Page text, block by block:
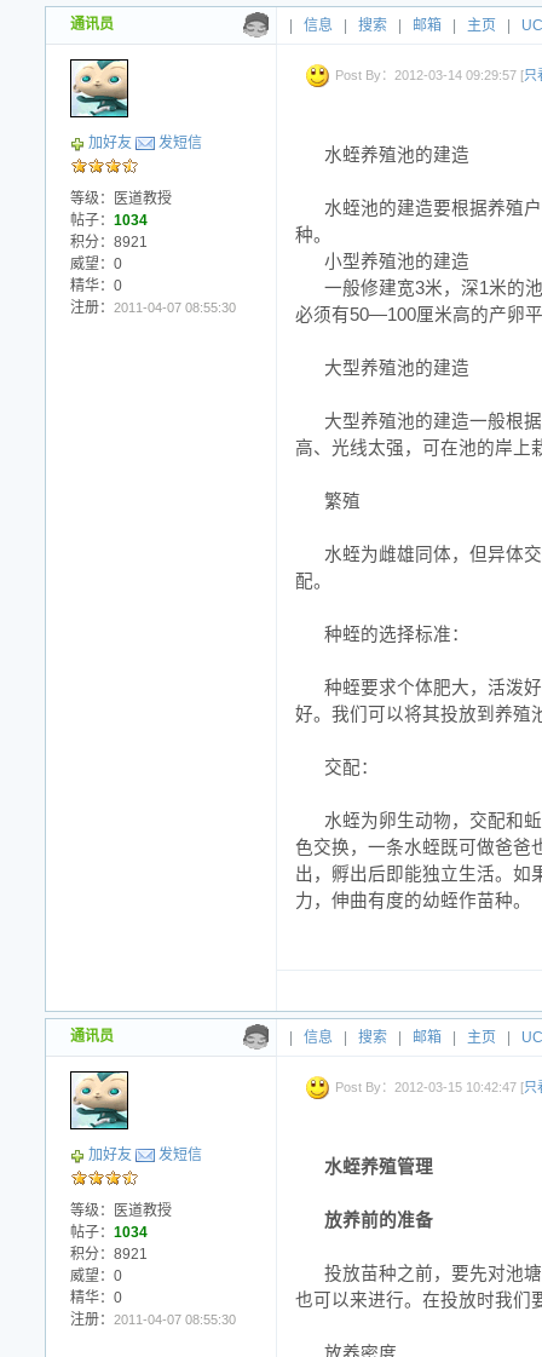
通讯员 信息 搜索 邮箱 主页 UC
加好友 发短信
等级：医道教授
帖子： 1034
积分：8921
威望：0
精华：0
注册： 2011-04-07 08:55:30
Post By：2012-03-14 09:29:57 [只
水蛭养殖池的建造
水蛭池的建造要根据养殖
种。
小型养殖池的建造
一般修建宽3米，深1米的
必须有50—100厘米高的产卵
大型养殖池的建造
大型养殖池的建造一般根
高、光线太强，可在池的岸上
繁殖
水蛭为雌雄同体，但异体
配。
种蛭的选择标准：
种蛭要求个体肥大，活泼
好。我们可以将其投放到养殖
交配：
水蛭为卵生动物，交配和
色交换，一条水蛭既可做爸爸
出，孵出后即能独立生活。如
力，伸曲有度的幼蛭作苗种。
通讯员 信息 搜索 邮箱 主页 UC
加好友 发短信
等级：医道教授
帖子： 1034
积分：8921
威望：0
精华：0
注册： 2011-04-07 08:55:30
Post By：2012-03-15 10:42:47 [只
水蛭养殖管理
放养前的准备
投放苗种之前，要先对池
也可以来进行。在投放时我们